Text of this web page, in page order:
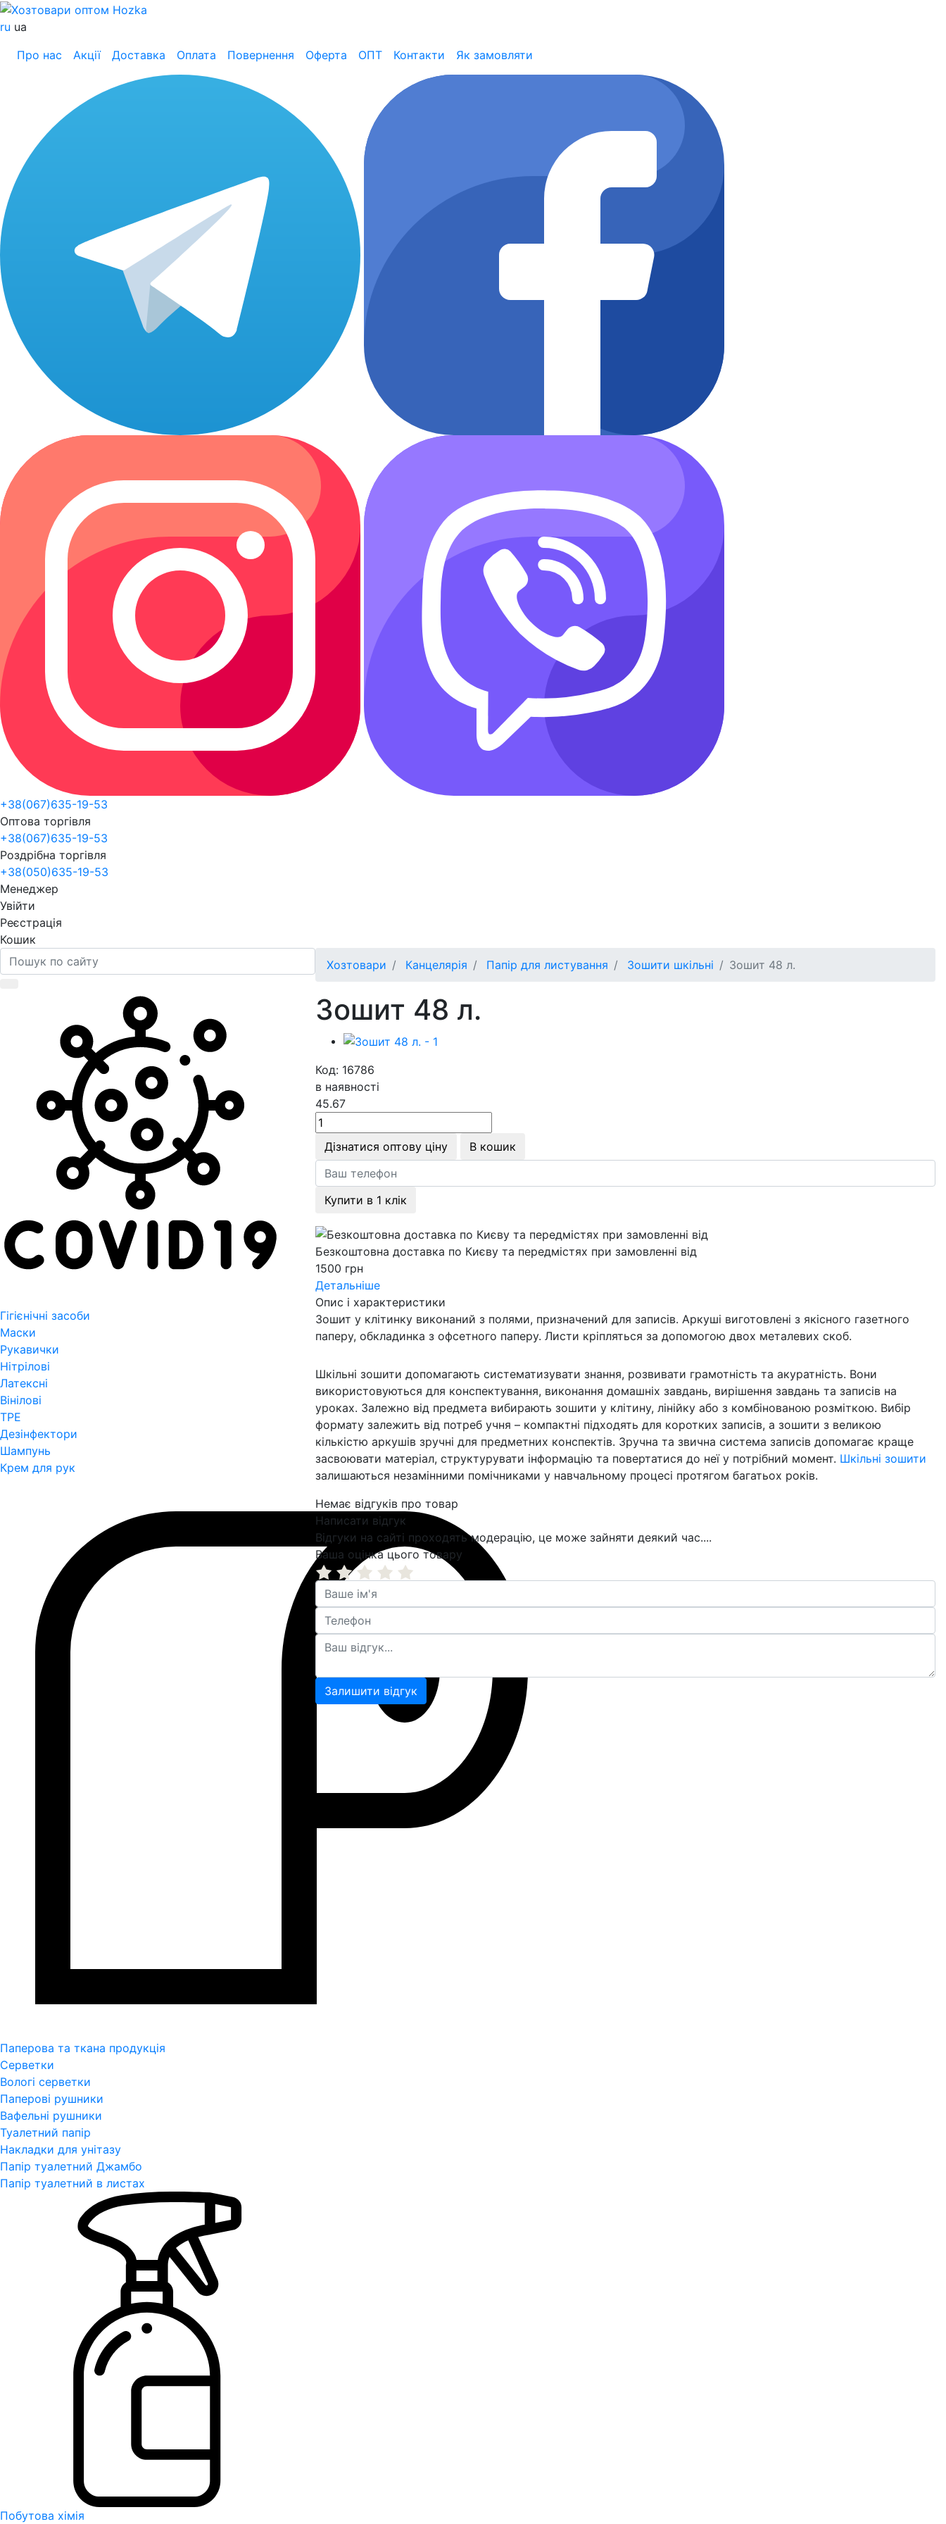
ru ua
Про нас
Акції Доставка Оплата Повернення Оферта ОПТ Контакти Як замовляти
+38(067)635-19-53
Оптова торгівля
+38(067)635-19-53
Роздрібна торгівля
+38(050)635-19-53
Менеджер
Увійти
Реєстрація
Кошик
Гігієнічні засоби
Маски
Рукавички
Нітрілові
Латексні
Вінілові
TPE
Дезінфектори
Шампунь
Крем для рук
Паперова та ткана продукція
Серветки
Вологі серветки
Паперові рушники
Вафельні рушники
Туалетний папір
Накладки для унітазу
Папір туалетний Джамбо
Папір туалетний в листах
Побутова хімія
Хозтовари Канцелярія Папір для листування Зошити шкільні Зошит 48 л.
Зошит 48 л.
Код: 16786
в наявності
45.67
Дізнатися оптову ціну В кошик
Купити в 1 клік
Безкоштовна доставка по Києву та передмістях при замовленні від
1500 грн
Детальніше
Опис і характеристики
Зошит у клітинку виконаний з полями, призначений для записів. Аркуші виготовлені з якісного газетного
паперу, обкладинка з офсетного паперу. Листи кріпляться за допомогою двох металевих скоб.
Шкільні зошити допомагають систематизувати знання, розвивати грамотність та акуратність. Вони
використовуються для конспектування, виконання домашніх завдань, вирішення завдань та записів на
уроках. Залежно від предмета вибирають зошити у клітину, лінійку або з комбінованою розміткою. Вибір
формату залежить від потреб учня – компактні підходять для коротких записів, а зошити з великою
кількістю аркушів зручні для предметних конспектів. Зручна та звична система записів допомагає краще
засвоювати матеріал, структурувати інформацію та повертатися до неї у потрібний момент. Шкільні зошити
залишаються незамінними помічниками у навчальному процесі протягом багатьох років.
Немає відгуків про товар
Написати відгук
Відгуки на сайті проходять модерацію, це може зайняти деякий час....
Ваша оцінка цього товару
Залишити відгук